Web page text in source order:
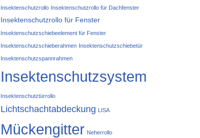
Insektenschutzrollo Insektenschutzrollo für Dachfenster
Insektenschutzrollo für Fenster
Insektenschutzschiebeelement für Fenster
Insektenschutzschieberahmen Insektenschutzschiebetür
Insektenschutzspannrahmen
Insektenschutzsystem
Insektenschutztürrollo
Lichtschachtabdeckung LISA
Mückengitter Neherrollo